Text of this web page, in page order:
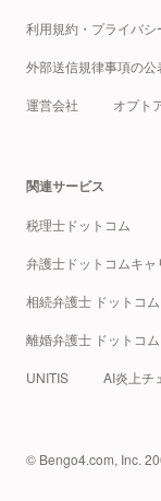
利用規約・プライバシ
外部送信規律事項の公
運営会社 オプト
関連サービス
税理士ドットコム
弁護士ドットコムキャ
相続弁護士 ドットコム
離婚弁護士 ドットコム
UNITIS AI炎上チ
© Bengo4.com, Inc.